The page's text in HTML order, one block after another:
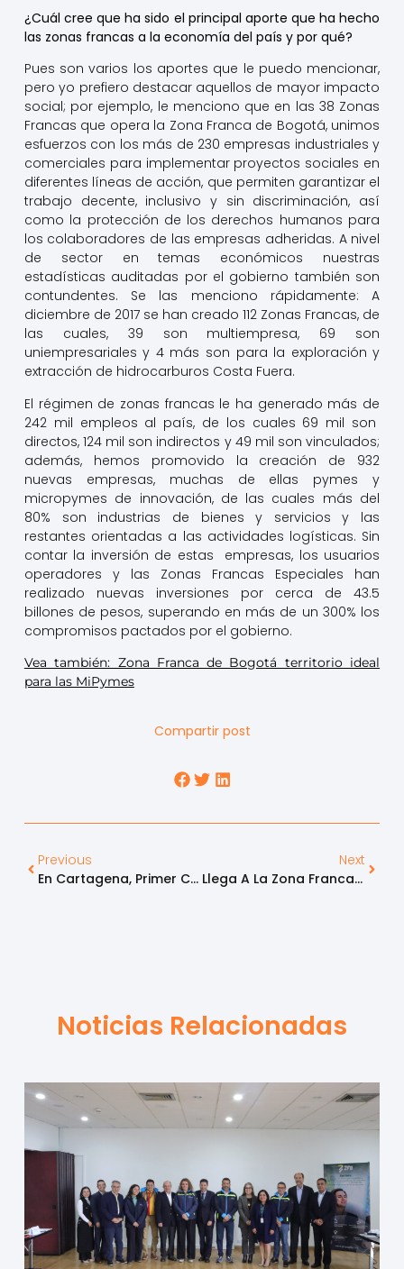
¿Cuál cree que ha sido el principal aporte que ha hecho
las zonas francas a la economía del país y por qué?
Pues son varios los aportes que le puedo mencionar,
pero yo prefiero destacar aquellos de mayor impacto
social; por ejemplo, le menciono que en las 38 Zonas
Francas que opera la Zona Franca de Bogotá, unimos
esfuerzos con los más de 230 empresas industriales y
comerciales para implementar proyectos sociales en
diferentes líneas de acción, que permiten garantizar el
trabajo decente, inclusivo y sin discriminación, así
como la protección de los derechos humanos para
los colaboradores de las empresas adheridas. A nivel
de sector en temas económicos nuestras
estadísticas auditadas por el gobierno también son
contundentes. Se las menciono rápidamente: A
diciembre de 2017 se han creado 112 Zonas Francas, de
las cuales, 39 son multiempresa, 69 son
uniempresariales y 4 más son para la exploración y
extracción de hidrocarburos Costa Fuera.
El régimen de zonas francas le ha generado más de
242 mil empleos al país, de los cuales 69 mil son
directos, 124 mil son indirectos y 49 mil son vinculados;
además, hemos promovido la creación de 932
nuevas empresas, muchas de ellas pymes y
micropymes de innovación, de las cuales más del
80% son industrias de bienes y servicios y las
restantes orientadas a las actividades logísticas. Sin
contar la inversión de estas empresas, los usuarios
operadores y las Zonas Francas Especiales han
realizado nuevas inversiones por cerca de 43.5
billones de pesos, superando en más de un 300% los
compromisos pactados por el gobierno.
Vea también: Zona Franca de Bogotá territorio ideal
para las MiPymes
Compartir post
Previous
En Cartagena, Primer Congreso Integrado De Zonas Francas Y Puertos
Next
Llega A La Zona Franca De Bogotá El Centro De Bienestar Integral Compensar
Noticias Relacionadas